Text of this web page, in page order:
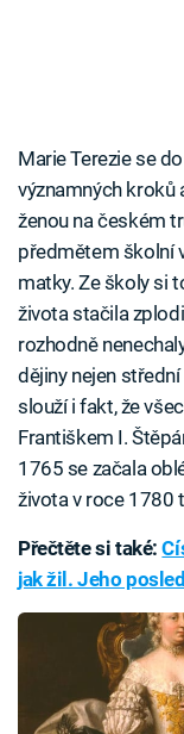
Marie Terezie se
významných kroků
ženou na českém
předmětem školní
matky. Ze školy si
života stačila
rozhodně
dějiny nejen
slouží i fakt, že
Františkem I.
1765 se začala
života v roce 1780
Přečtěte si také:
jak žil. Jeho